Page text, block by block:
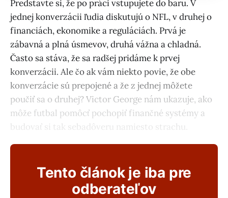
Predstavte si, že po práci vstupujete do baru. V
jednej konverzácii ľudia diskutujú o NFL, v druhej o
financiách, ekonomike a reguláciách. Prvá je
zábavná a plná úsmevov, druhá vážna a chladná.
Často sa stáva, že sa radšej pridáme k prvej
konverzácii. Ale čo ak vám niekto povie, že obe
konverzácie sú prepojené a že z jednej môžete
poučiť sa o druhej? Victor George nám ukazuje, ako
môže futbal pomôcť pochopiť finančné systémy a
budovať si tak sebadôveru namiesto strachu.
Tento článok je iba pre
odberateľov